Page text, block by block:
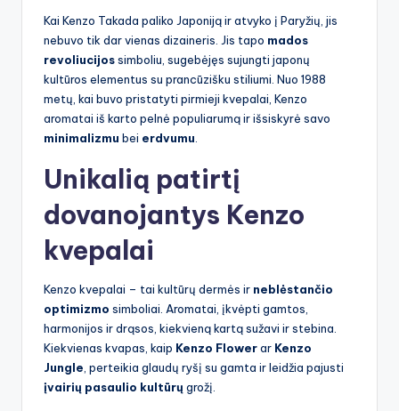
Kai Kenzo Takada paliko Japoniją ir atvyko į Paryžių, jis
nebuvo tik dar vienas dizaineris. Jis tapo mados
revoliucijossimboliu, sugebėjęs sujungti japonų
kultūros elementus su prancūzišku stiliumi. Nuo 1988
metų, kai buvo pristatyti pirmieji kvepalai, Kenzo
aromatai iš karto pelnė populiarumą ir išsiskyrė savo
minimalizmu bei erdvumu
Unikalią patirtį
dovanojantys Kenzo
kvepalai
Kenzo kvepalai – tai kultūrų dermės ir neblėstančio
optimizmo simboliai. Aromatai, įkvėpti gamtos,
harmonijos ir drąsos, kiekvieną kartą sužavi ir stebina.
Kiekvienas kvapas, kaip Kenzo Flowerar Kenzo
Jungle , perteikia glaudų ryšį su gamta ir leidžia pajusti
įvairių pasaulio kultūrų grožį.